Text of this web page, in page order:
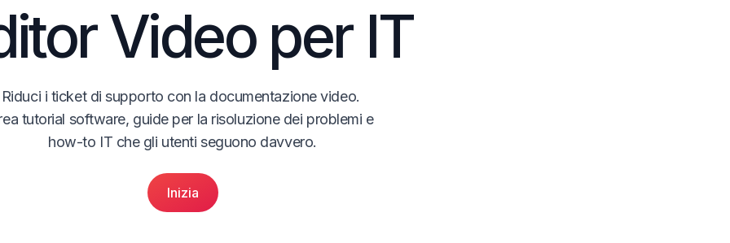
Video per IT
Riduci i ticket di supporto con la documentazione video.
tutorial software, guide per la risoluzione dei problemi e
how-to IT che gli utenti seguono davvero.
Inizia